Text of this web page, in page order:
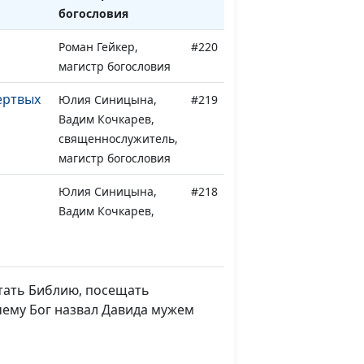
богословия
Роман Гейкер,
магистр богословия
#220
Юлия Синицына,
Вадим Кочкарев,
священнослужитель,
магистр богословия
#219
Юлия Синицына,
Вадим Кочкарев,
#218
Вадим Кочкарев,
священнослужитель,
Библию, посещать
Бог назвал Давида мужем